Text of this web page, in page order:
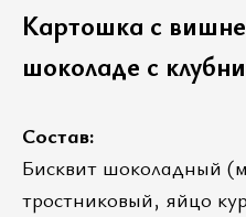
Картошка с
шоколаде с
Состав:
Бисквит шоколадный
тростниковый, яйцо